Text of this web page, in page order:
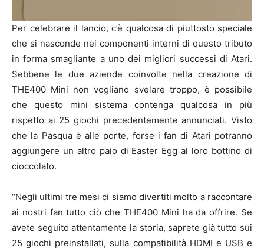
Per celebrare il lancio, c’è qualcosa di piuttosto speciale
che si nasconde nei componenti interni di questo tributo
in forma smagliante a uno dei migliori successi di Atari.
Sebbene le due aziende coinvolte nella creazione di
THE400 Mini non vogliano svelare troppo, è possibile
che questo mini sistema contenga qualcosa in più
rispetto ai 25 giochi precedentemente annunciati. Visto
che la Pasqua è alle porte, forse i fan di Atari potranno
aggiungere un altro paio di Easter Egg al loro bottino di
cioccolato.
“Negli ultimi tre mesi ci siamo divertiti molto a raccontare
ai nostri fan tutto ciò che THE400 Mini ha da offrire. Se
avete seguito attentamente la storia, saprete già tutto sui
25 giochi preinstallati, sulla compatibilità HDMI e USB e